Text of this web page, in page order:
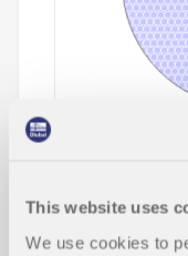
This website uses
We use cookies to
dargestellt und
Hinweise
reduzieren lässt.